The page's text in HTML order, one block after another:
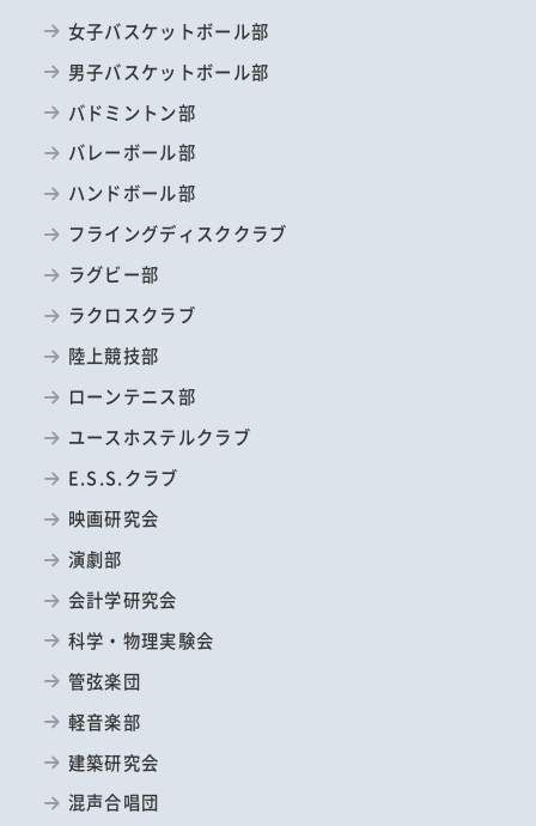
女子バスケットボール部
男子バスケットボール部
バドミントン部
バレーボール部
ハンドボール部
フライングディスククラブ
ラグビー部
ラクロスクラブ
陸上競技部
ローンテニス部
ユースホステルクラブ
E.S.S.クラブ
映画研究会
演劇部
会計学研究会
科学・物理実験会
管弦楽団
軽音楽部
建築研究会
混声合唱団